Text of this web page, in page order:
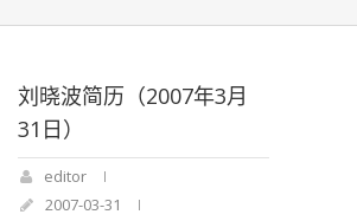
刘晓波简历（2007年3月
31日）
editor
2007-03-31